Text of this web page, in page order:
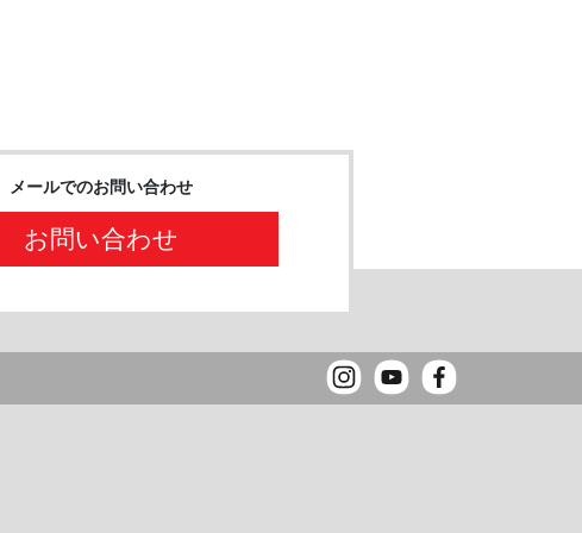
メールでのお問い合わせ
お問い合わせ